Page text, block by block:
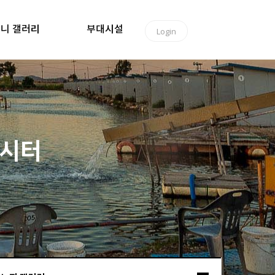
갤러리 부대시설 Login
터